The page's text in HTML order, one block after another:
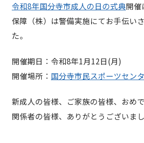
令和8年国分寺市成人の日の式典開催
保障（株）は警備実施にてお手伝い
た。
開催期日：令和8年1月12日(月)
開催場所： 国分寺市民スポーツセン
新成人の皆様、ご家族の皆様、おめ
関係者の皆様、ありがとうございまし